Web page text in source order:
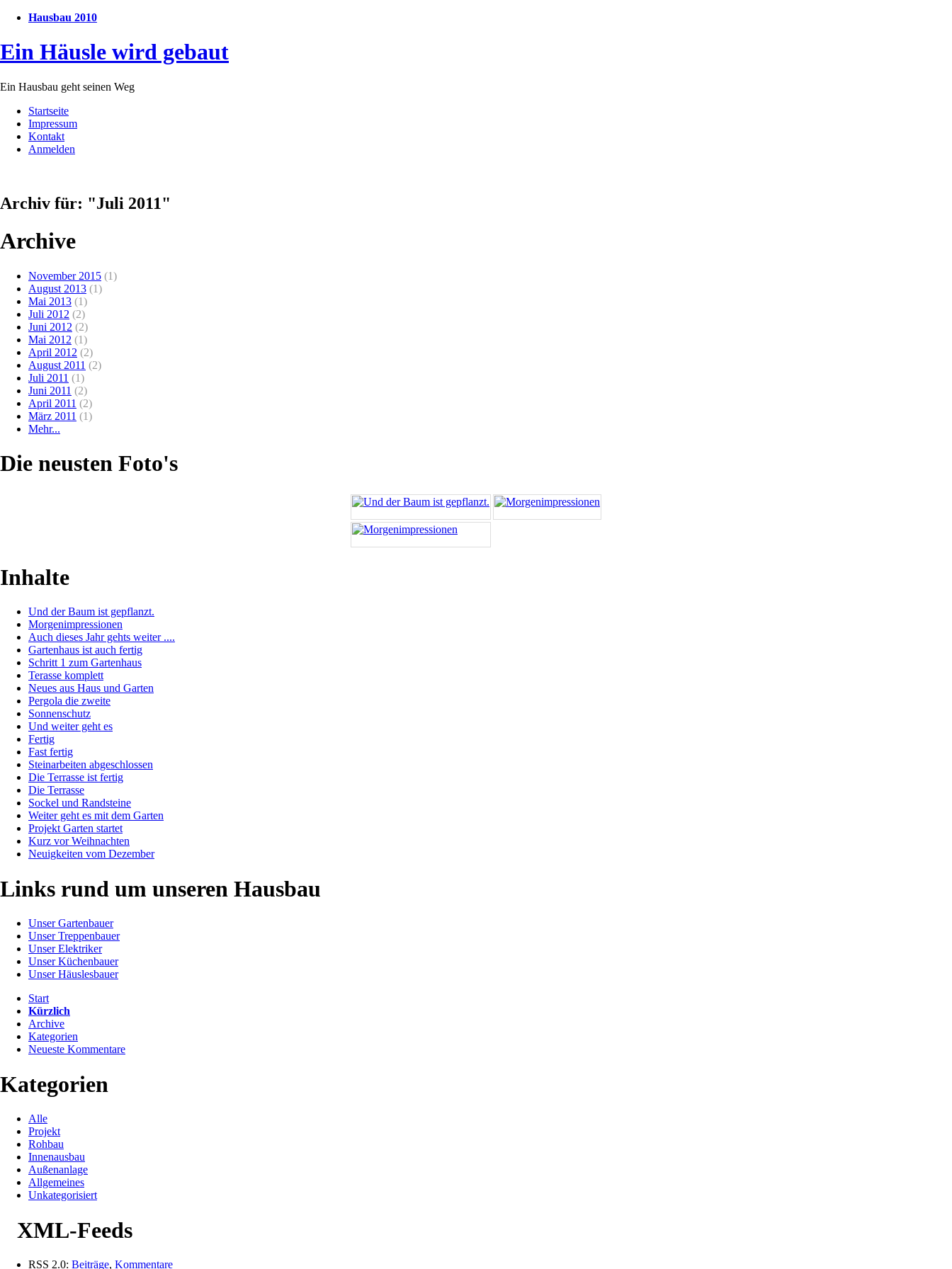
Hausbau 2010
Ein Häusle wird gebaut
Ein Hausbau geht seinen Weg
Startseite
Impressum
Kontakt
Anmelden
Archiv für: "Juli 2011"
Archive
November 2015 (1)
August 2013 (1)
Mai 2013 (1)
Juli 2012 (2)
Juni 2012 (2)
Mai 2012 (1)
April 2012 (2)
August 2011 (2)
Juli 2011 (1)
Juni 2011 (2)
April 2011 (2)
März 2011 (1)
Mehr...
Die neusten Foto's
Inhalte
Und der Baum ist gepflanzt.
Morgenimpressionen
Auch dieses Jahr gehts weiter ....
Gartenhaus ist auch fertig
Schritt 1 zum Gartenhaus
Terasse komplett
Neues aus Haus und Garten
Pergola die zweite
Sonnenschutz
Und weiter geht es
Fertig
Fast fertig
Steinarbeiten abgeschlossen
Die Terrasse ist fertig
Die Terrasse
Sockel und Randsteine
Weiter geht es mit dem Garten
Projekt Garten startet
Kurz vor Weihnachten
Neuigkeiten vom Dezember
Links rund um unseren Hausbau
Unser Gartenbauer
Unser Treppenbauer
Unser Elektriker
Unser Küchenbauer
Unser Häuslesbauer
Start
Kürzlich
Archive
Kategorien
Neueste Kommentare
Kategorien
Alle
Projekt
Rohbau
Innenausbau
Außenanlage
Allgemeines
Unkategorisiert
XML-Feeds
RSS 2.0: Beiträge, Kommentare